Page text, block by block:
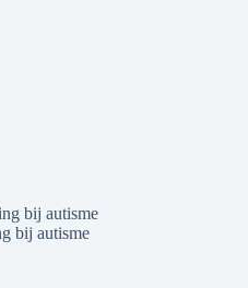
bij autisme
bij autisme